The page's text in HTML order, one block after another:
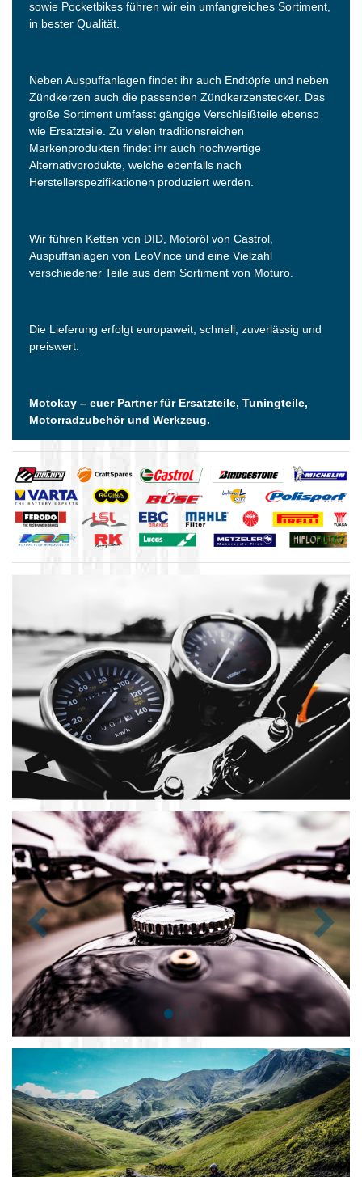
sowie Pocketbikes führen wir ein umfangreiches Sortiment,
in bester Qualität.
Neben Auspuffanlagen findet ihr auch Endtöpfe und neben
Zündkerzen auch die passenden Zündkerzenstecker. Das
große Sortiment umfasst gängige Verschleißteile ebenso
wie Ersatzteile. Zu vielen traditionsreichen
Markenprodukten findet ihr auch hochwertige
Alternativprodukte, welche ebenfalls nach
Herstellerspezifikationen produziert werden.
Wir führen Ketten von DID, Motoröl von Castrol,
Auspuffanlagen von LeoVince und eine Vielzahl
verschiedener Teile aus dem Sortiment von Moturo.
Die Lieferung erfolgt europaweit, schnell, zuverlässig und
preiswert.
Motokay – euer Partner für Ersatzteile, Tuningteile,
Motorradzubehör und Werkzeug.
Zurück